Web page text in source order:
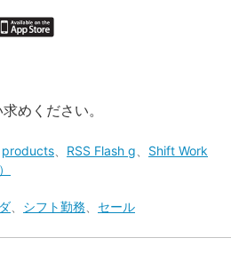
めください。
products RSS Flash g
Shift Work
シフト勤務 セール